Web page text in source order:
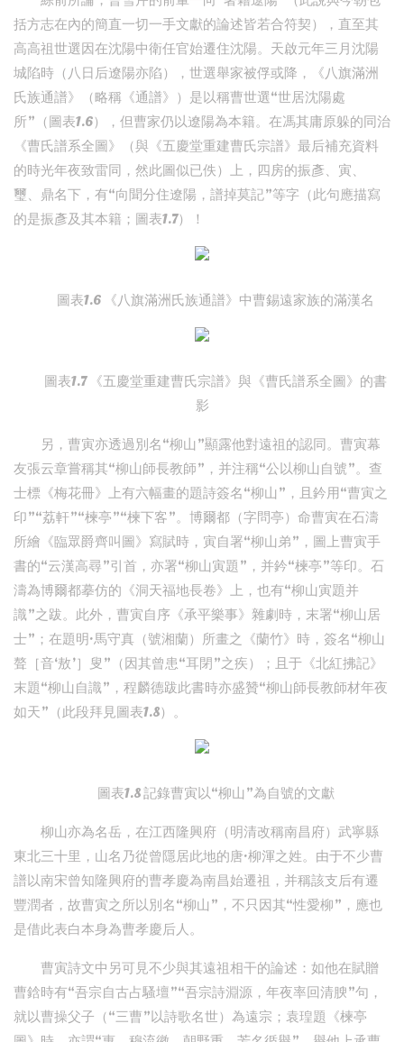
括方志在內的簡直一切一手文獻的論述皆若合符契），直至其
高高祖世選因在沈陽中衛任官始遷住沈陽。天啟元年三月沈陽
城陷時（八日后遼陽亦陷），世選舉家被俘或降，《八旗滿洲
氏族通譜》（略稱《通譜》）是以稱曹世選“世居沈陽處
所”（圖表1.6），但曹家仍以遼陽為本籍。在馮其庸原躲的同治
《曹氏譜系全圖》（與《五慶堂重建曹氏宗譜》最后補充資料
的時光年夜致雷同，然此圖似已佚）上，四房的振彥、寅、
璽、鼎名下，有“向聞分住遼陽，譜掉莫記”等字（此句應描寫
的是振彥及其本籍；圖表1.7）！
圖表1.6 《八旗滿洲氏族通譜》中曹錫遠家族的滿漢名
圖表1.7 《五慶堂重建曹氏宗譜》與《曹氏譜系全圖》的書
影
另，曹寅亦透過別名“柳山”顯露他對遠祖的認同。曹寅幕
友張云章嘗稱其“柳山師長教師”，并注稱“公以柳山自號”。查
士標《梅花冊》上有六幅畫的題詩簽名“柳山”，且鈐用“曹寅之
印”“荔軒”“楝亭”“楝下客”。博爾都（字問亭）命曹寅在石濤
所繪《臨眾爵齊叫圖》寫賦時，寅自署“柳山弟”，圖上曹寅手
書的“云漢高尋”引首，亦署“柳山寅題”，并鈐“楝亭”等印。石
濤為博爾都摹仿的《洞天福地長卷》上，也有“柳山寅題并
識”之跋。此外，曹寅自序《承平樂事》雜劇時，末署“柳山居
士”；在題明·馬守真（號湘蘭）所畫之《蘭竹》時，簽名“柳山
聱［音‘敖’］叟”（因其曾患“耳閉”之疾）；且于《北紅拂記》
末題“柳山自識”，程麟德跋此書時亦盛贊“柳山師長教師材年夜
如天”（此段拜見圖表1.8）。
圖表1.8 記錄曹寅以“柳山”為自號的文獻
柳山亦為名岳，在江西隆興府（明清改稱南昌府）武寧縣
東北三十里，山名乃從曾隱居此地的唐·柳渾之姓。由于不少曹
譜以南宋曾知隆興府的曹孝慶為南昌始遷祖，并稱該支后有遷
豐潤者，故曹寅之所以別名“柳山”，不只因其“性愛柳”，應也
是借此表白本身為曹孝慶后人。
曹寅詩文中另可見不少與其遠祖相干的論述：如他在賦贈
曹鋡時有“吾宗自古占騷壇”“吾宗詩淵源，年夜率回清腴”句，
就以曹操父子（“三曹”以詩歌名世）為遠宗；袁瑝題《楝亭